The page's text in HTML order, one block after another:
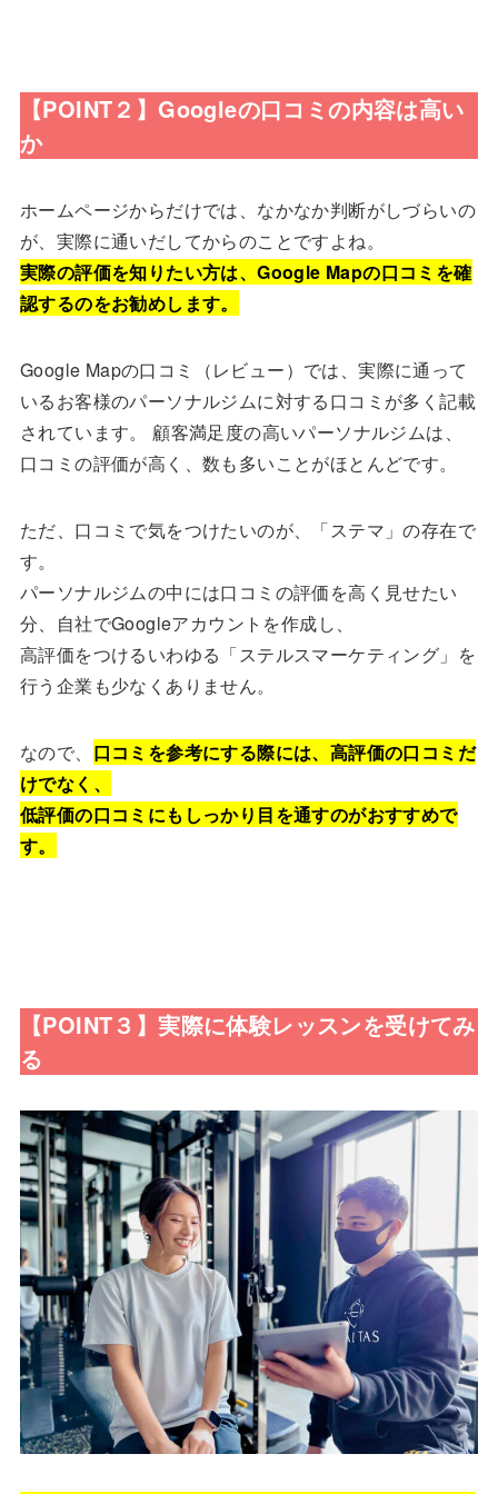
【POINT２】Googleの口コミの内容は高い
か
ホームページからだけでは、なかなか判断がしづらいの
が、実際に通いだしてからのことですよね。
実際の評価を知りたい方は、Google Mapの口コミを確
認するのをお勧めします。
Google Mapの口コミ（レビュー）では、実際に通って
いるお客様のパーソナルジムに対する口コミが多く記載
されています。 顧客満足度の高いパーソナルジムは、
口コミの評価が高く、数も多いことがほとんどです。
ただ、口コミで気をつけたいのが、「ステマ」の存在で
す。
パーソナルジムの中には口コミの評価を高く見せたい
分、自社でGoogleアカウントを作成し、
高評価をつけるいわゆる「ステルスマーケティング」を
行う企業も少なくありません。
なので、 口コミを参考にする際には、高評価の口コミだ
けでなく、
低評価の口コミにもしっかり目を通すのがおすすめで
す。
【POINT３】実際に体験レッスンを受けてみ
る